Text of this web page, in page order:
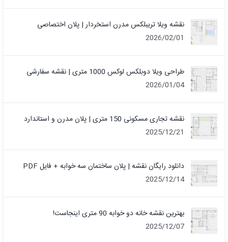
نقشه ویلا تریبلکس مدرن استخردار | پلان اختصاصی
2026/02/01
طراحی ویلا دوبلکس لوکس 1000 متری | نقشه سفارشی
2026/01/04
نقشه تجاری مسکونی 150 متری | پلان مدرن و استاندارد
2025/12/21
دانلود رایگان نقشه | پلان ساختمان سه خوابه + فایل PDF
2025/12/14
بهترین نقشه خانه دو خوابه 90 متری اینجاست!
2025/12/07